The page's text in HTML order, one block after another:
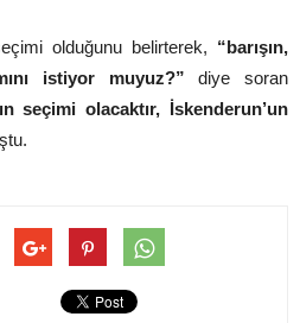
olduğunu belirterek, “barışın,
istiyor muyuz?” diye soran
seçimi olacaktır, İskenderun’un